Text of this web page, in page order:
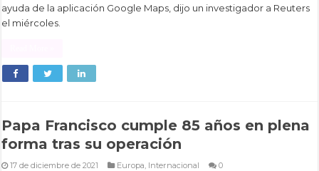
ayuda de la aplicación Google Maps, dijo un investigador a Reuters
el miércoles.
Papa Francisco cumple 85 años en plena
forma tras su operación
17 de diciembre de 2021 Europa, Internacional 0